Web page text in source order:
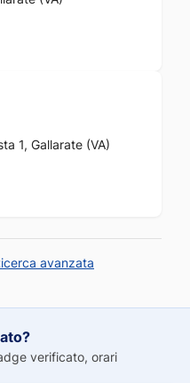
1, Gallarate (VA)
avanzata
verificato, orari